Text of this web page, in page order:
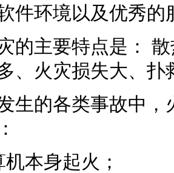
件环境以及优秀的
的主要特点是：
、火灾损失大、
生的各类事故中
本身起火；